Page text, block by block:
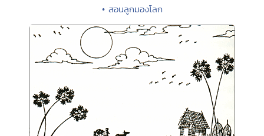
• สอนลูกมองโลก